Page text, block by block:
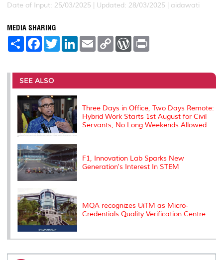
Date of Input: 25/03/2025 | Updated: 28/03/2025 | aidawati
MEDIA SHARING
S
e
F
a
b
o
o
k
T
w
t
r
L
e
I
E
m
l
C
L
n
W
P
e
t
SEE ALSO
Three Days in Office, Two Days Remote:
Hybrid Work Starts 1st August for Civil
Servants, No Long Weekends Allowed
F1, Innovation Lab Sparks New
Generation's Interest In STEM
MQA recognizes UiTM as Micro-
Credentials Quality Verification Centre